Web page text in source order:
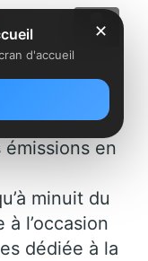
en
minuit du
l’occasion
dédiée à la
✕
d'accueil